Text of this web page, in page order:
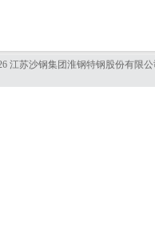
江苏沙钢集团淮钢特钢股份有限